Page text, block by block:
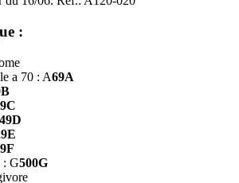
:
a 70 : A69A
B
C
D
E
F
: G500G